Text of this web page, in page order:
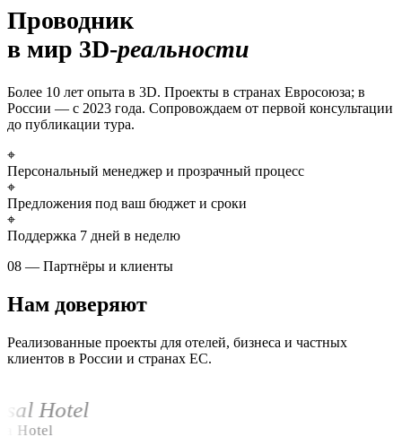
Проводник
в мир 3D-реальности
Более 10 лет опыта в 3D. Проекты в странах Евросоюза; в
России — с 2023 года. Сопровождаем от первой консультации
до публикации тура.
⌖
Персональный менеджер и прозрачный процесс
⌖
Предложения под ваш бюджет и сроки
⌖
Поддержка 7 дней в неделю
08 — Партнёры и клиенты
Нам доверяют
Реализованные проекты для отелей, бизнеса и частных
клиентов в России и странах ЕС.
Hotel
Hotel